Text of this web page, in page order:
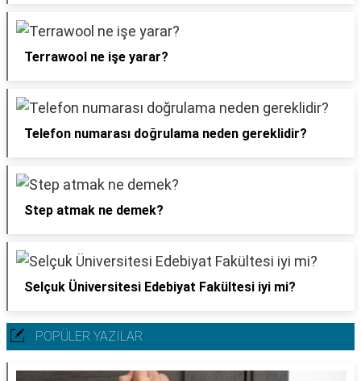
Terrawool ne işe yarar?
Telefon numarası doğrulama neden gereklidir?
Step atmak ne demek?
Selçuk Üniversitesi Edebiyat Fakültesi iyi mi?
POPÜLER YAZILAR